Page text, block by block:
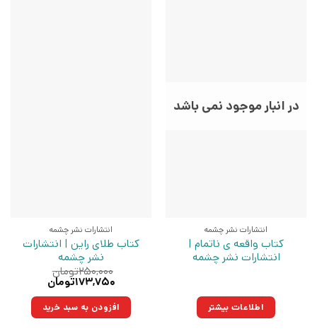
در انبار موجود نمی باشد
انتشارات نشر چشمه
کتاب واقعه ی ناتمام |
انتشارات نشر چشمه
اطلاعات بیشتر
انتشارات نشر چشمه
کتاب طلای راین | انتشارات
نشر چشمه
۲۵۰,۰۰۰تومان
قیمت
۲۵۰,۰۰۰تومان
بود.
۱۷۳,۷۵۰تومان
۱۷۳,۷۵۰تومان.افزودن به سبد خرید